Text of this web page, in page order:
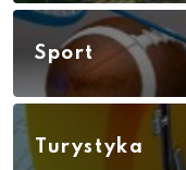
Sport
Turystyka